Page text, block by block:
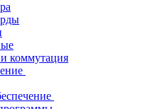
коммутация